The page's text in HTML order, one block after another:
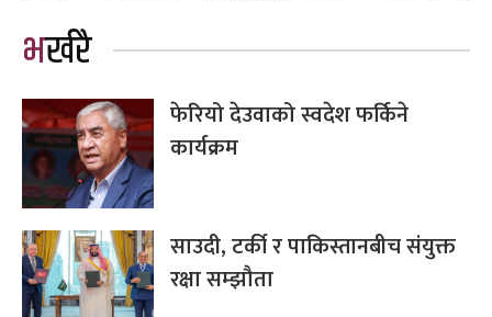
भर्खरै
फेरियो देउवाको स्वदेश फर्किने
कार्यक्रम
साउदी, टर्की र पाकिस्तानबीच संयुक्त
रक्षा सम्झौता